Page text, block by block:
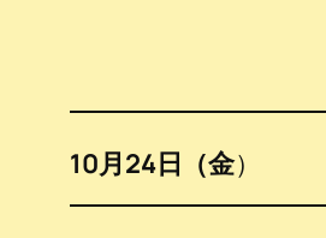
10月24日（金）